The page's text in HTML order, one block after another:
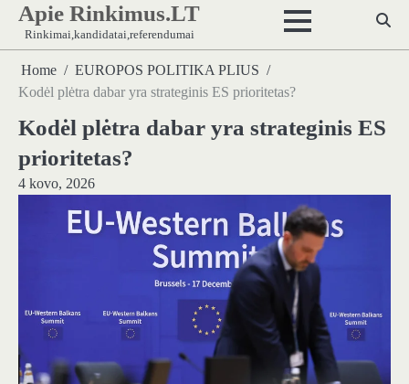
Skip
content
Apie Rinkimus.LT
Rinkimai,kandidatai,referendumai
Home
EUROPOS POLITIKA PLIUS
Kodėl plėtra dabar yra strateginis ES prioritetas?
Kodėl plėtra dabar yra strateginis ES
prioritetas?
4 kovo, 2026